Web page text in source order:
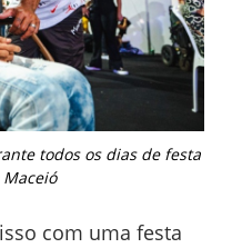
todos os dias de festa
Maceió
com uma festa